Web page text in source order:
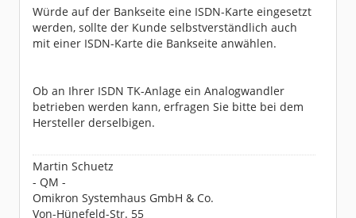
Würde auf der Bankseite eine ISDN-Karte eingesetzt
werden, sollte der Kunde selbstverständlich auch
mit einer ISDN-Karte die Bankseite anwählen.
Ob an Ihrer ISDN TK-Anlage ein Analogwandler
betrieben werden kann, erfragen Sie bitte bei dem
Hersteller derselbigen.
Martin Schuetz
- QM -
Omikron Systemhaus GmbH & Co.
Von-Hünefeld-Str. 55